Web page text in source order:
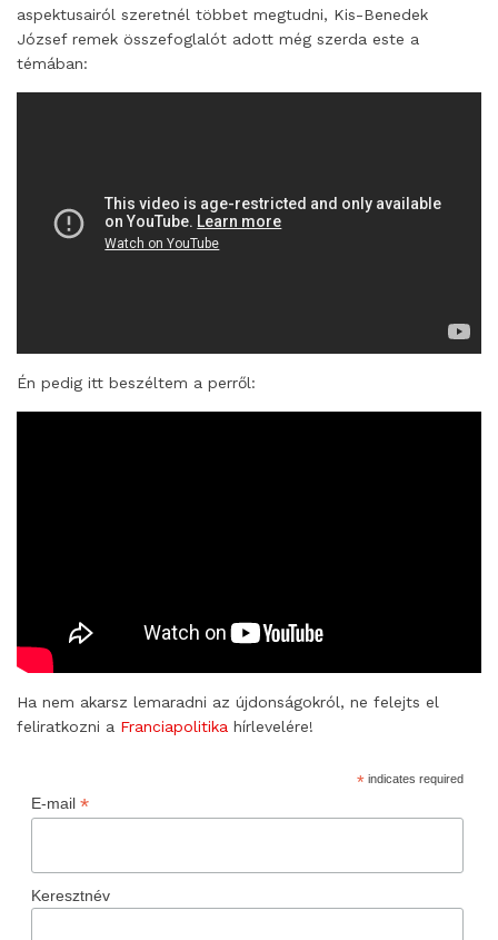
aspektusairól szeretnél többet megtudni, Kis-Benedek
József remek összefoglalót adott még szerda este a
témában:
Én pedig itt beszéltem a perről:
Ha nem akarsz lemaradni az újdonságokról, ne felejts el
feliratkozni a Franciapolitika hírlevelére!
*indicates required
E-mail *
Keresztnév